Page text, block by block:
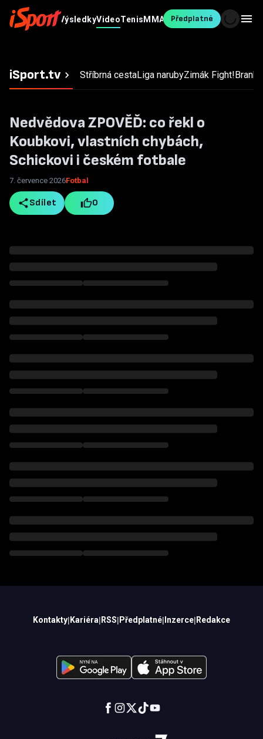
Fotbal MS v
VýsledkyVideoTenisMMA OstatníBlesk
Sport
Předplatné
iSport.tv Stříbrná cestaLiga narubyZimák Fight!
Nedvědova ZPOVĚĎ: co řekl o
Koubkovi, vlastních chybách,
Schickovi i českém fotbale
7. července 2026Fotbal
Sdílet 0
Kontakty| Kariéra| RSS| Předplatné| Inzerce| Redakce